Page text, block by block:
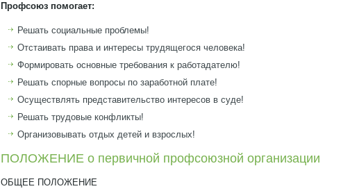
Профсоюз помогает:
Решать социальные проблемы!
Отстаивать права и интересы трудящегося человека!
Формировать основные требования к работадателю!
Решать спорные вопросы по заработной плате!
Осуществлять представительство интересов в суде!
Решать трудовые конфликты!
Организовывать отдых детей и взрослых!
ПОЛОЖЕНИЕ о первичной профсоюзной организации
ОБЩЕЕ ПОЛОЖЕНИЕ